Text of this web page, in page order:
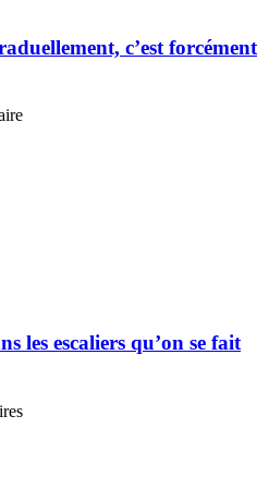
c’est forcément
les escaliers qu’on se fait